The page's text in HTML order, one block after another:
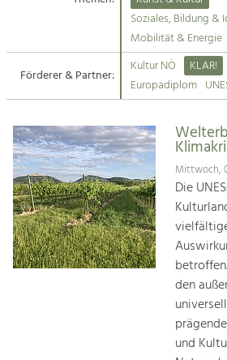
Suche
Impressum
Kontakt
Angebotsentwicklung und
Handwerk, Wissenschaft und Forschung.
Soziales, Bildung &
Identität
Gleichberechtigung, Jugend und
Integration
Mobilität & Energie
Klimawandel, öffentlicher Verkehr und
Steigerung regionaler Wertschöpfung
Soziales, Bildung &
Mobilität & Energie
Förderer & Partner:
Kultur NÖ KLAR!
Europadiplom
Mittwoch,
Die
den
und